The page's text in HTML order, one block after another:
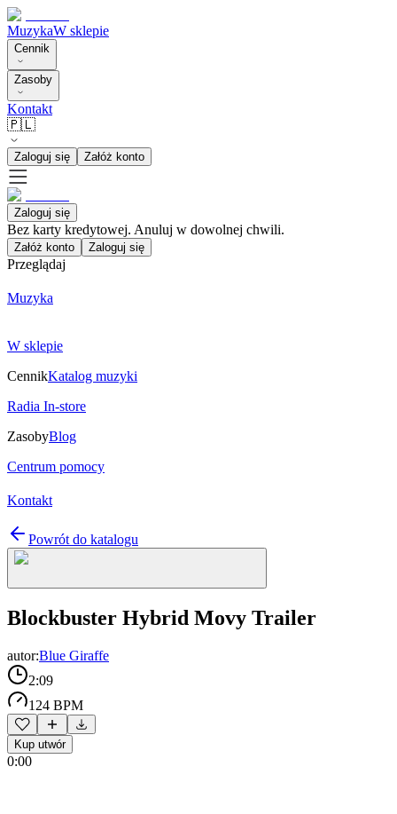
MuzykaW sklepie
Cennik
Zasoby
Kontakt
🇵🇱
Zaloguj się Załóż konto
Zaloguj się
Bez karty kredytowej. Anuluj w dowolnej chwili.
Załóż konto Zaloguj się
Przeglądaj
Muzyka
W sklepie
CennikKatalog muzyki
Radia In-store
ZasobyBlog
Centrum pomocy
Kontakt
Powrót do katalogu
Blockbuster Hybrid Movy Trailer
autor:Blue Giraffe
2:09
124 BPM
Kup utwór
0:00